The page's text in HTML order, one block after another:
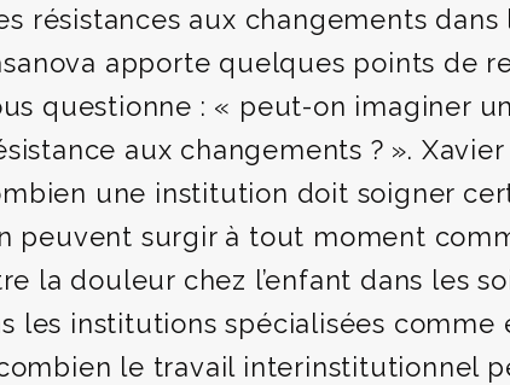
résistances aux changements dans
apporte quelques points de
questionne : « peut-on imaginer
aux changements ? ». Xavier
une institution doit soigner
peuvent surgir à tout moment
la douleur chez l’enfant dans les
les institutions spécialisées comme
le travail interinstitutionnel